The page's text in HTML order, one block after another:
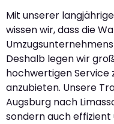
Mit unserer
wissen wir, dass die
Deshalb legen wir
hochwertigen Service
anzubieten. Unsere
Augsburg nach
sondern auch effizient